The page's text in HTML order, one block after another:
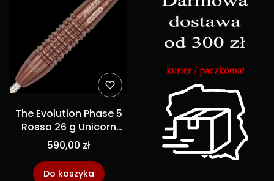
The Evolution Phase 5
Rosso 26 g Unicorn
lotki dart steeltip
590,00 zł
Do koszyka